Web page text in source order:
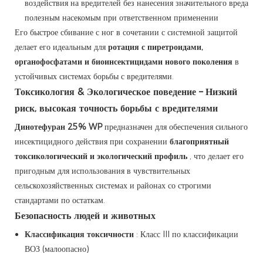
воздействия на вредителей без нанесения значительного вреда
полезным насекомым при ответственном применении
Его быстрое сбивание с ног в сочетании с системной защитой
делает его идеальным для ротация с пиретроидами,
органофосфатами и биоинсектицидами нового поколения в
устойчивых системах борьбы с вредителями.
Токсикология & Экологическое поведение – Низкий
риск, высокая точность борьбы с вредителями
Динотефуран 25% WPпредназначен для обеспечения сильного
инсектицидного действия при сохранении благоприятный
токсикологический и экологический профиль
, что делает его
пригодным для использования в чувствительных
сельскохозяйственных системах и районах со строгими
стандартами по остаткам.
Безопасность людей и животных
Классификация токсичности : Класс III по классификации
ВОЗ (малоопасно)